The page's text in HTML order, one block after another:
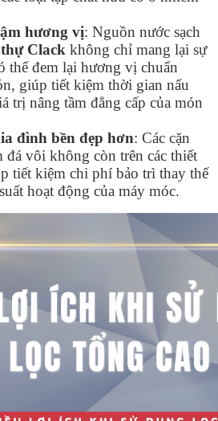
hương vị: Nguồn nước sạch
Clack không chỉ mang lại sự
thể đem lại hương vị chuẩn
giúp tiết kiệm thời gian nấu
trị nâng tầm đẳng cấp của món
đình bền đẹp hơn: Các cặn
đá vôi không còn trên các thiết
tiết kiệm chi phí bảo trì thay thế
hoạt động của máy móc.